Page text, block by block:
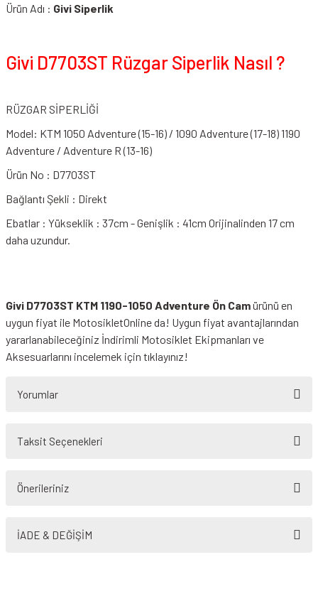
Ürün Adı : Givi Siperlik
Givi D7703ST Rüzgar Siperlik Nasıl ?
RÜZGAR SİPERLİĞİ
Model: KTM 1050 Adventure (15-16) / 1090 Adventure (17-18) 1190
Adventure / Adventure R (13-16)
Ürün No : D7703ST
Bağlantı Şekli : Direkt
Ebatlar : Yükseklik : 37cm - Genişlik : 41cm Orijinalinden 17 cm
daha uzundur.
Givi D7703ST KTM 1190-1050 Adventure Ön Camürünü en
uygun fiyat ile MotosikletOnline da! Uygun fiyat avantajlarından
yararlanabileceğiniz İndirimli Motosiklet Ekipmanları ve
Aksesuarlarını incelemek için tıklayınız!
Yorumlar
Taksit Seçenekleri
Önerileriniz
yetersiz gördüğünüz noktaları öneri formunu kullanarak tarafımıza
İADE & DEĞİŞİM